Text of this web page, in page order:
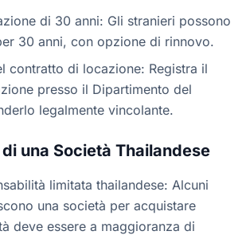
di 30 anni: Gli stranieri possono
30 anni, con opzione di rinnovo.
contratto di locazione: Registra il
presso il Dipartimento del
legalmente vincolante.
una Società Thailandese
limitata thailandese: Alcuni
una società per acquistare
deve essere a maggioranza di